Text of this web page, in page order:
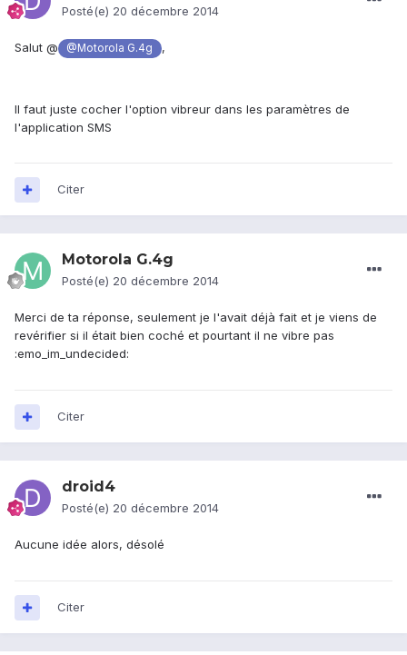
Posté(e) 20 décembre 2014
Salut @ @Motorola G.4g ,
Il faut juste cocher l'option vibreur dans les paramètres de
l'application SMS
Citer
Motorola G.4g
Posté(e) 20 décembre 2014
Merci de ta réponse, seulement je l'avait déjà fait et je viens de
revérifier si il était bien coché et pourtant il ne vibre pas
:emo_im_undecided:
Citer
droid4
Posté(e) 20 décembre 2014
Aucune idée alors, désolé
Citer